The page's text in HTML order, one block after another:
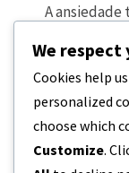
A
o mundo e,
5 MINUTOS DE
We respect
Cookies help
personalized
choose which
Customize.